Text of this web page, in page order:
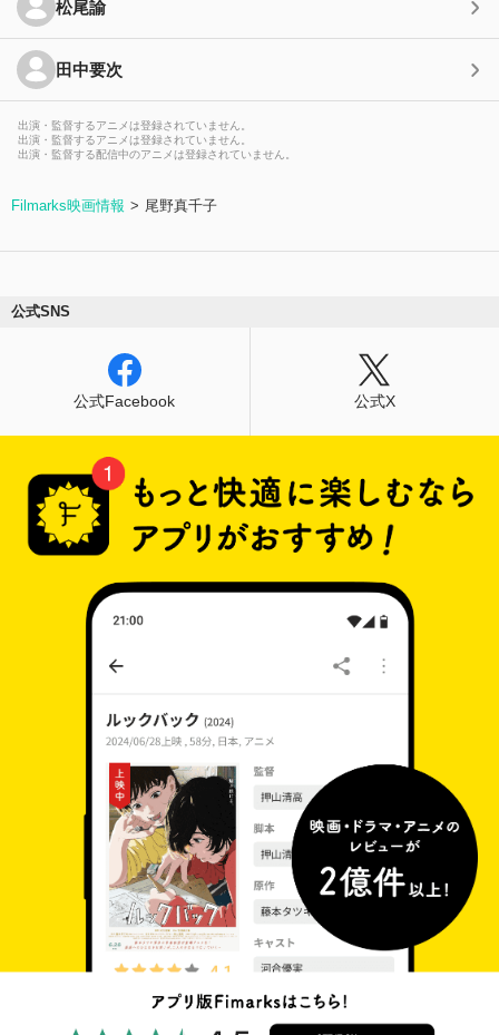
松尾諭
田中要次
出演・監督するアニメは登録されていません。
出演・監督するアニメは登録されていません。
出演・監督する配信中のアニメは登録されていません。
Filmarks映画情報 尾野真千子
公式SNS
公式Facebook 公式X